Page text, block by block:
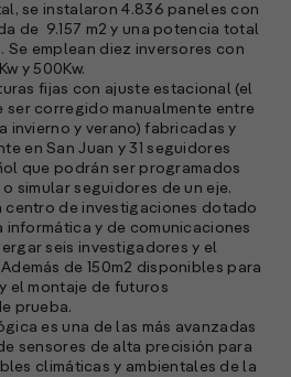
se instalaron 4.836 paneles con
de 9.157 m2 y una potencia total
Se emplean diez inversores con
y 500Kw.
fijas con ajuste estacional (el
ser corregido manualmente entre
invierno y verano) fabricadas y
en San Juan y 31 seguidores
que podrán ser programados
simular seguidores de un eje.
centro de investigaciones dotado
y de comunicaciones
seis investigadores y el
de 150m2 disponibles para
el montaje de futuros
prueba.
es una de las más avanzadas
sensores de alta precisión para
climáticas y ambientales de la